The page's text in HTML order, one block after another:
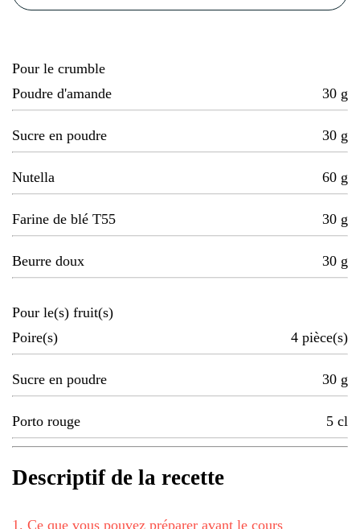
Pour le crumble
Poudre d'amande
30 g
Sucre en poudre 30 g
Nutella 60 g
Farine de blé T55 30 g
Beurre doux 30 g
Pour le(s) fruit(s)
Poire(s)
4 pièce(s)
Sucre en poudre 30 g
Porto rouge 5 cl
Descriptif de la recette
1 . Ce que vous pouvez préparer avant le cours